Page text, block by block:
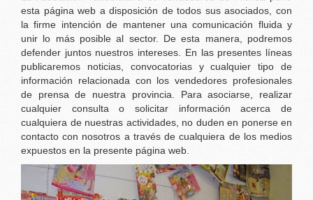
esta página web a disposición de todos sus asociados, con
la firme intención de mantener una comunicación fluida y
unir lo más posible al sector. De esta manera, podremos
defender juntos nuestros intereses. En las presentes líneas
publicaremos noticias, convocatorias y cualquier tipo de
información relacionada con los vendedores profesionales
de prensa de nuestra provincia. Para asociarse, realizar
cualquier consulta o solicitar información acerca de
cualquiera de nuestras actividades, no duden en ponerse en
contacto con nosotros a través de cualquiera de los medios
expuestos en la presente página web.